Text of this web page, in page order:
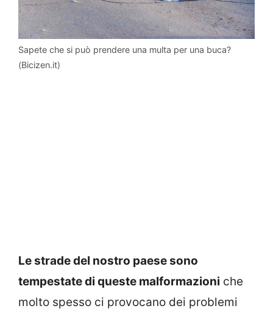
Sapete che si può prendere una multa per una buca?
(Bicizen.it)
Le strade del nostro paese sono
tempestate di queste malformazioni che
molto spesso ci provocano dei problemi